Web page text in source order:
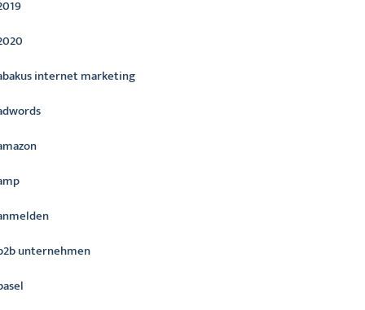
internet marketing
unternehmen